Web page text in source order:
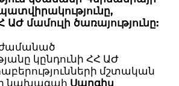
ԱԺ մամուլի ծառայությունը:
կընդունի ՀՀ ԱԺ
մշտական
նախագահ Սարգիս